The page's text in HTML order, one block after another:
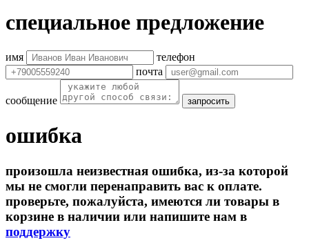
специальное предложение
имя
телефон
почта
сообщение запросить
ошибка
произошла неизвестная ошибка, из-за которой
мы не смогли перенаправить вас к оплате.
проверьте, пожалуйста, имеются ли товары в
корзине в наличии или напишите нам в
поддержку